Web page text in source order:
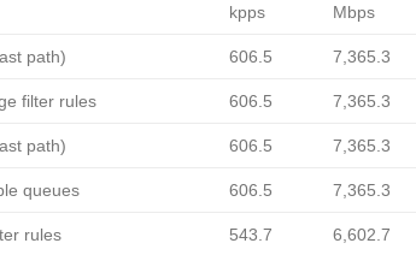
kpps Mbps
path) 606.5 7,365.3
filter rules 606.5 7,365.3
path) 606.5 7,365.3
queues 606.5 7,365.3
rules 543.7 6,602.7